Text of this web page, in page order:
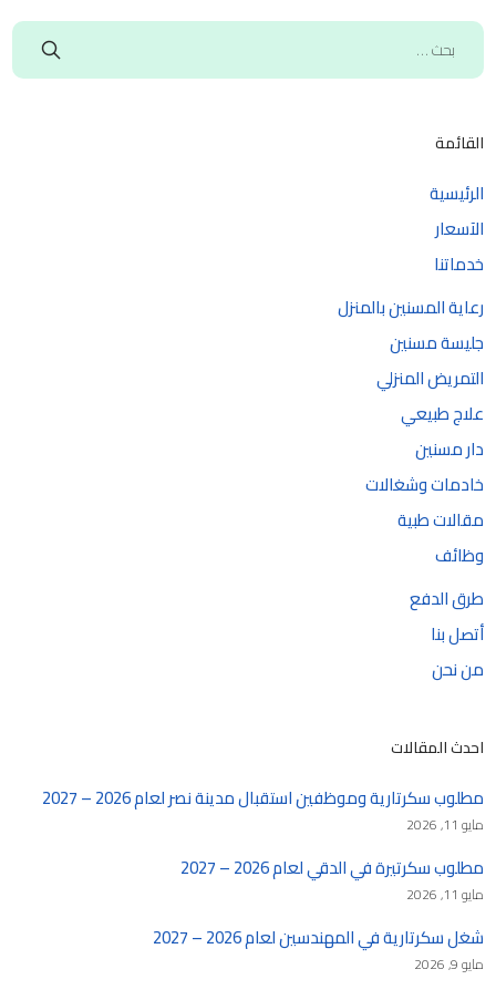
القائمة
الرئيسية
الآسعار
خدماتنا
رعاية المسنين بالمنزل
جليسة مسنين
التمريض المنزلي
علاج طبيعي
دار مسنين
خادمات وشغالات
مقالات طبية
وظائف
طرق الدفع
أتصل بنا
من نحن
احدث المقالات
مطلوب سكرتارية وموظفين استقبال مدينة نصر لعام 2026 – 2027
مايو 11, 2026
مطلوب سكرتيرة في الدقي لعام 2026 – 2027
مايو 11, 2026
شغل سكرتارية في المهندسين لعام 2026 – 2027
مايو 9, 2026